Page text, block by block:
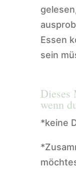
Essen
sein
Dieses
wenn
*keine